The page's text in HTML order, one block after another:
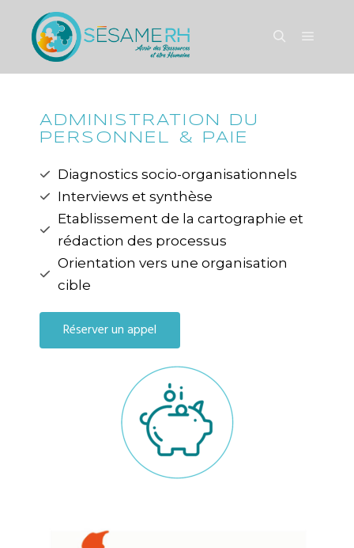
ADMINISTRATION DU
PERSONNEL & PAIE
Diagnostics socio-organisationnels
Interviews et synthèse
Etablissement de la cartographie et
rédaction des processus
Orientation vers une organisation
cible
Réserver un appel